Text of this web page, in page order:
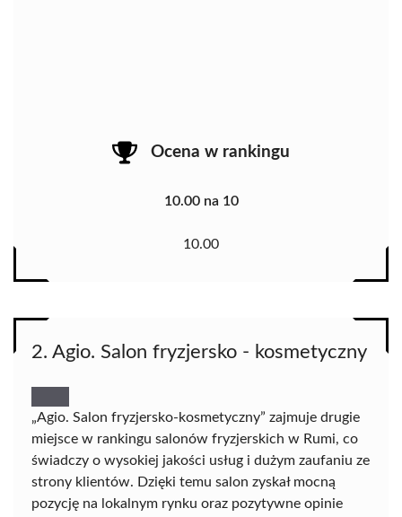
Ocena w rankingu
10.00 na 10
10.00
2. Agio. Salon fryzjersko - kosmetyczny
„Agio. Salon fryzjersko-kosmetyczny” zajmuje drugie
miejsce w rankingu salonów fryzjerskich w Rumi, co
świadczy o wysokiej jakości usług i dużym zaufaniu ze
strony klientów. Dzięki temu salon zyskał mocną
pozycję na lokalnym rynku oraz pozytywne opinie